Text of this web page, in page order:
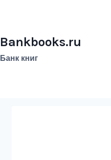
Bankbooks.ru
Банк книг